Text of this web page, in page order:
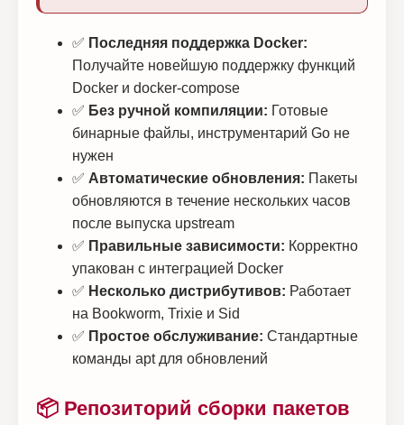
✅ Последняя поддержка Docker:
Получайте новейшую поддержку функций
Docker и docker-compose
✅ Без ручной компиляции: Готовые
бинарные файлы, инструментарий Go не
нужен
✅ Автоматические обновления: Пакеты
обновляются в течение нескольких часов
после выпуска upstream
✅ Правильные зависимости: Корректно
упакован с интеграцией Docker
✅ Несколько дистрибутивов: Работает
на Bookworm, Trixie и Sid
✅ Простое обслуживание: Стандартные
команды apt для обновлений
📦 Репозиторий сборки пакетов